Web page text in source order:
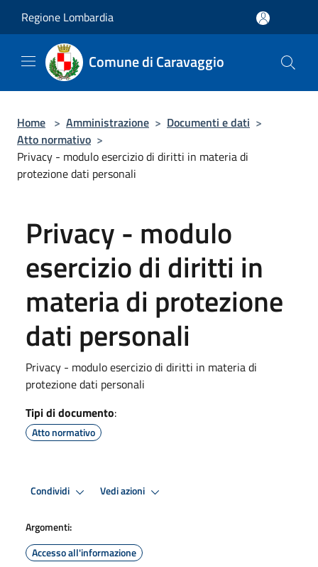
Regione Lombardia
Comune di Caravaggio
Home > Amministrazione > Documenti e dati >
Atto normativo >
Privacy - modulo esercizio di diritti in materia di
protezione dati personali
Privacy - modulo
esercizio di diritti in
materia di protezione
dati personali
Privacy - modulo esercizio di diritti in materia di
protezione dati personali
Tipi di documento:
Atto normativo
Condividi Vedi azioni
Argomenti:
Accesso all'informazione